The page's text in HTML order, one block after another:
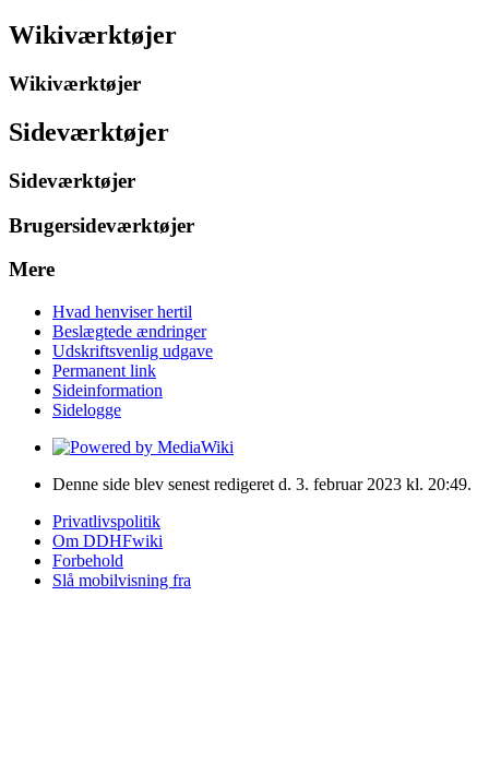
Wikiværktøjer
Wikiværktøjer
Sideværktøjer
Sideværktøjer
Brugersideværktøjer
Mere
Hvad henviser hertil
Beslægtede ændringer
Udskriftsvenlig udgave
Permanent link
Sideinformation
Sidelogge
Denne side blev senest redigeret d. 3. februar 2023 kl. 20:49.
Privatlivspolitik
Om DDHFwiki
Forbehold
Slå mobilvisning fra